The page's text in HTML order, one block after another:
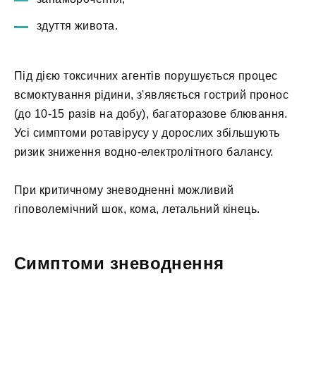
здуття живота.
Під дією токсичних агентів порушується процес
всмоктування рідини, з'являється гострий пронос
(до 10-15 разів на добу), багаторазове блювання.
Усі симптоми ротавірусу у дорослих збільшують
ризик зниження водно-електролітного балансу.
При критичному зневодненні можливий
гіповолемічний шок, кома, летальний кінець.
Симптоми зневоднення